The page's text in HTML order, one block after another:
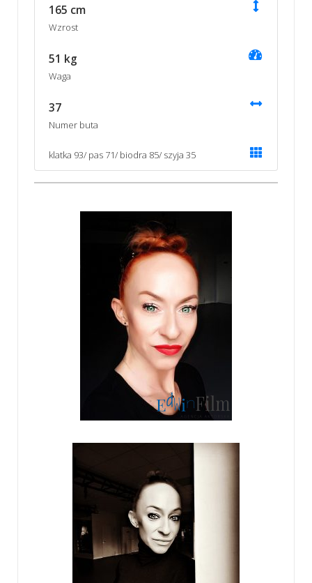
165 cm
Wzrost
51 kg
Waga
37
Numer buta
klatka 93/ pas 71/ biodra 85/ szyja 35